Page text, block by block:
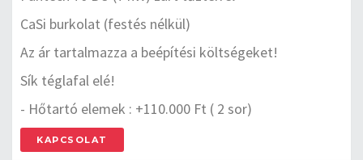
CaSi burkolat (festés nélkül)
Az ár tartalmazza a beépítési költségeket!
Sík téglafal elé!
- Hőtartó elemek : +110.000 Ft ( 2 sor)
KAPCSOLAT